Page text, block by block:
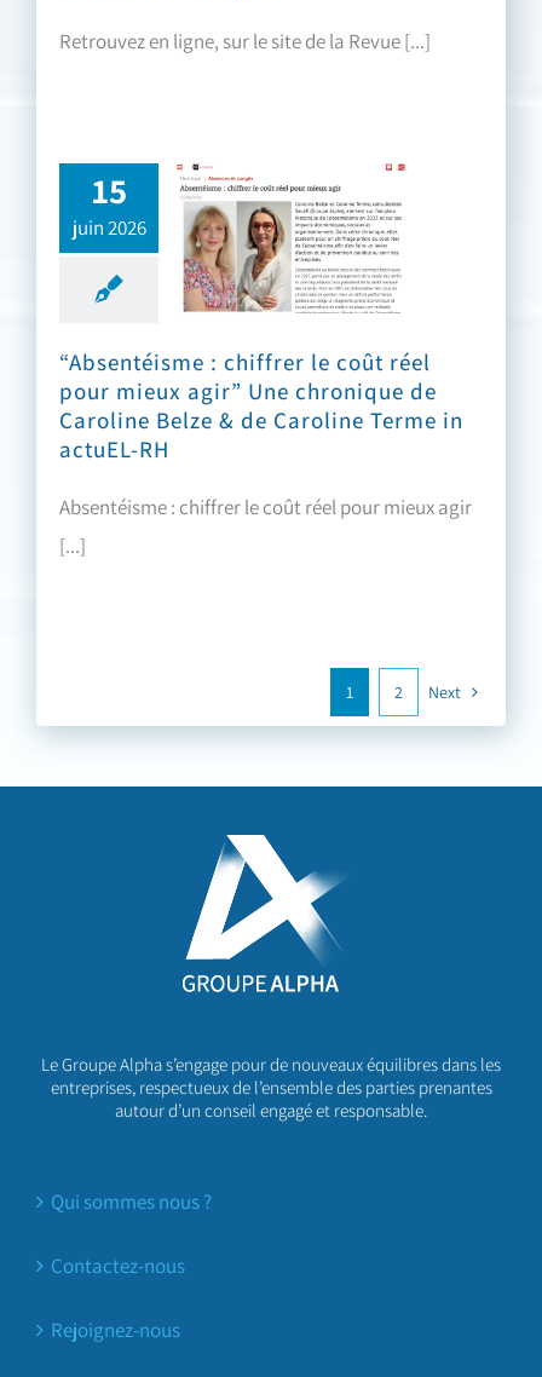
Retrouvez en ligne, sur le site de la Revue [...]
15
juin 2026
“Absentéisme : chiffrer le coût réel
pour mieux agir” Une chronique de
Caroline Belze & de Caroline Terme in
actuEL-RH
Absentéisme : chiffrer le coût réel pour mieux agir
[...]
1 2 Next
Le Groupe Alpha s’engage pour de nouveaux équilibres dans les
entreprises, respectueux de l’ensemble des parties prenantes
autour d’un conseil engagé et responsable.
Qui sommes nous ?
Contactez-nous
Rejoignez-nous